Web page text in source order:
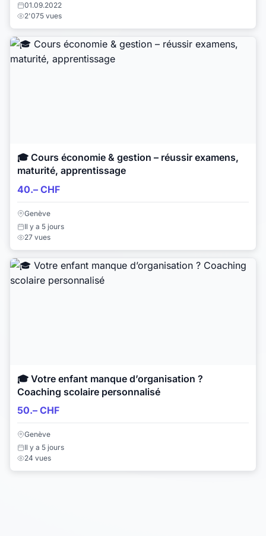
01.09.2022
2'075 vues
🎓 Cours économie & gestion – réussir examens,
maturité, apprentissage
40.– CHF
Genève
Il y a 5 jours
27 vues
🎓 Votre enfant manque d’organisation ?
Coaching scolaire personnalisé
50.– CHF
Genève
Il y a 5 jours
24 vues